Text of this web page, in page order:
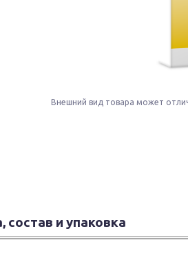
Внешний вид товара может
и упаковка